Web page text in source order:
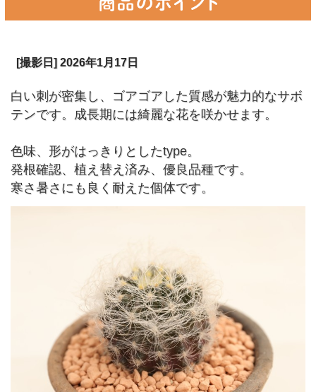
[撮影日] 2026年1月17日
白い刺が密集し、ゴアゴアした質感が魅力的なサボ
テンです。成長期には綺麗な花を咲かせます。
色味、形がはっきりとしたtype。
発根確認、植え替え済み、優良品種です。
寒さ暑さにも良く耐えた個体です。